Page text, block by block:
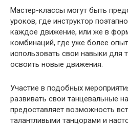
Мастер-классы могут быть
уроков, где инструктор
каждое движение, или же в
комбинаций, где уже более
использовать свои навыки для
освоить новые движения.
Участие в подобных
развивать свои танцевальные
предоставляет возможность
талантливыми танцорами и